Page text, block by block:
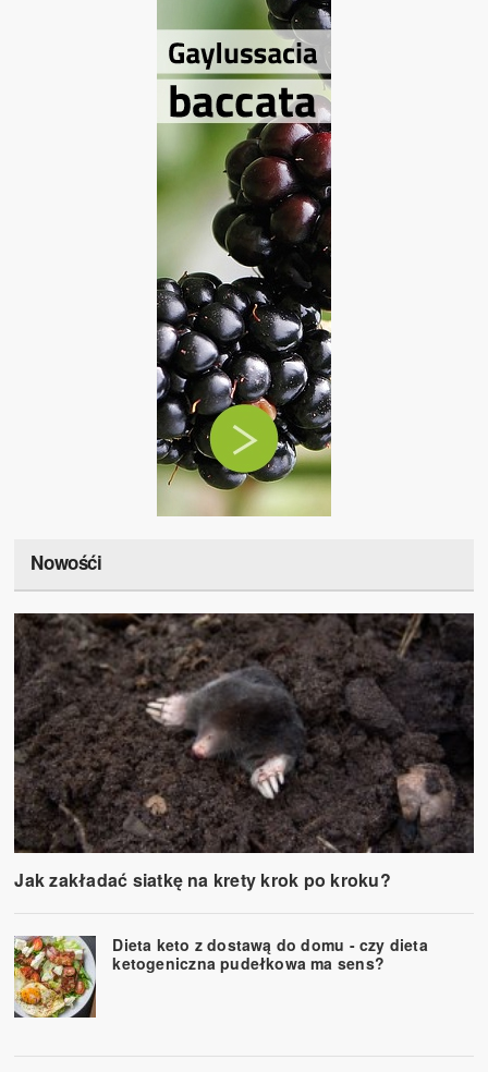
Nowośći
Jak zakładać siatkę na krety krok po kroku?
Dieta keto z dostawą do domu - czy dieta
ketogeniczna pudełkowa ma sens?